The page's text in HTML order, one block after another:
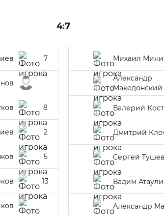
4:7
7
8
2
5
13
Михаил
Александр
Македонский
Валерий
Дмитрий
Сергей Тушев
Вадим
Александр